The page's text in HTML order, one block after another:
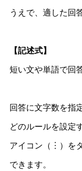
うえで、適した回
【記述式】
短い文や単語で回
回答に文字数を指
どのルールを設定
アイコン（︙）を
できます。